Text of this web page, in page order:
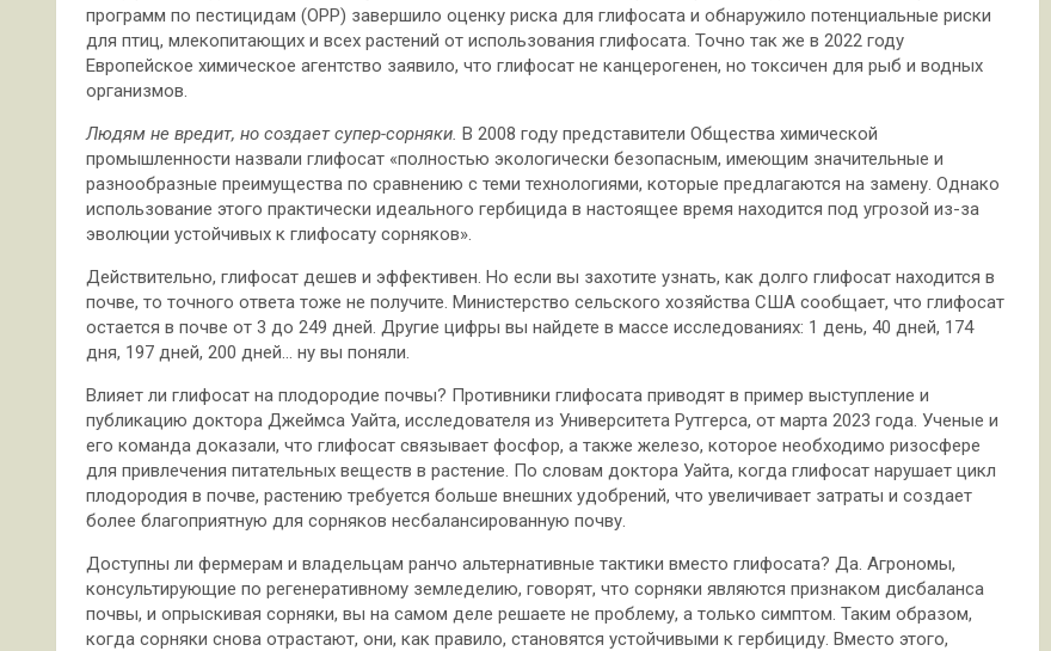
программ по пестицидам (OPP) завершило оценку риска для глифосата и обнаружило потенциальные риски
для птиц, млекопитающих и всех растений от использования глифосата. Точно так же в 2022 году
Европейское химическое агентство заявило, что глифосат не канцерогенен, но токсичен для рыб и водных
организмов.
Людям не вредит, но создает супер-сорняки. В 2008 году представители Общества химической
промышленности назвали глифосат «полностью экологически безопасным, имеющим значительные и
разнообразные преимущества по сравнению с теми технологиями, которые предлагаются на замену. Однако
использование этого практически идеального гербицида в настоящее время находится под угрозой из-за
эволюции устойчивых к глифосату сорняков».
Действительно, глифосат дешев и эффективен. Но если вы захотите узнать, как долго глифосат находится в
почве, то точного ответа тоже не получите. Министерство сельского хозяйства США сообщает, что глифосат
остается в почве от 3 до 249 дней. Другие цифры вы найдете в массе исследованиях: 1 день, 40 дней, 174
дня, 197 дней, 200 дней… ну вы поняли.
Влияет ли глифосат на плодородие почвы? Противники глифосата приводят в пример выступление и
публикацию доктора Джеймса Уайта, исследователя из Университета Рутгерса, от марта 2023 года. Ученые и
его команда доказали, что глифосат связывает фосфор, а также железо, которое необходимо ризосфере
для привлечения питательных веществ в растение. По словам доктора Уайта, когда глифосат нарушает цикл
плодородия в почве, растению требуется больше внешних удобрений, что увеличивает затраты и создает
более благоприятную для сорняков несбалансированную почву.
Доступны ли фермерам и владельцам ранчо альтернативные тактики вместо глифосата? Да. Агрономы,
консультирующие по регенеративному земледелию, говорят, что сорняки являются признаком дисбаланса
почвы, и опрыскивая сорняки, вы на самом деле решаете не проблему, а только симптом. Таким образом,
когда сорняки снова отрастают, они, как правило, становятся устойчивыми к гербициду. Вместо этого,